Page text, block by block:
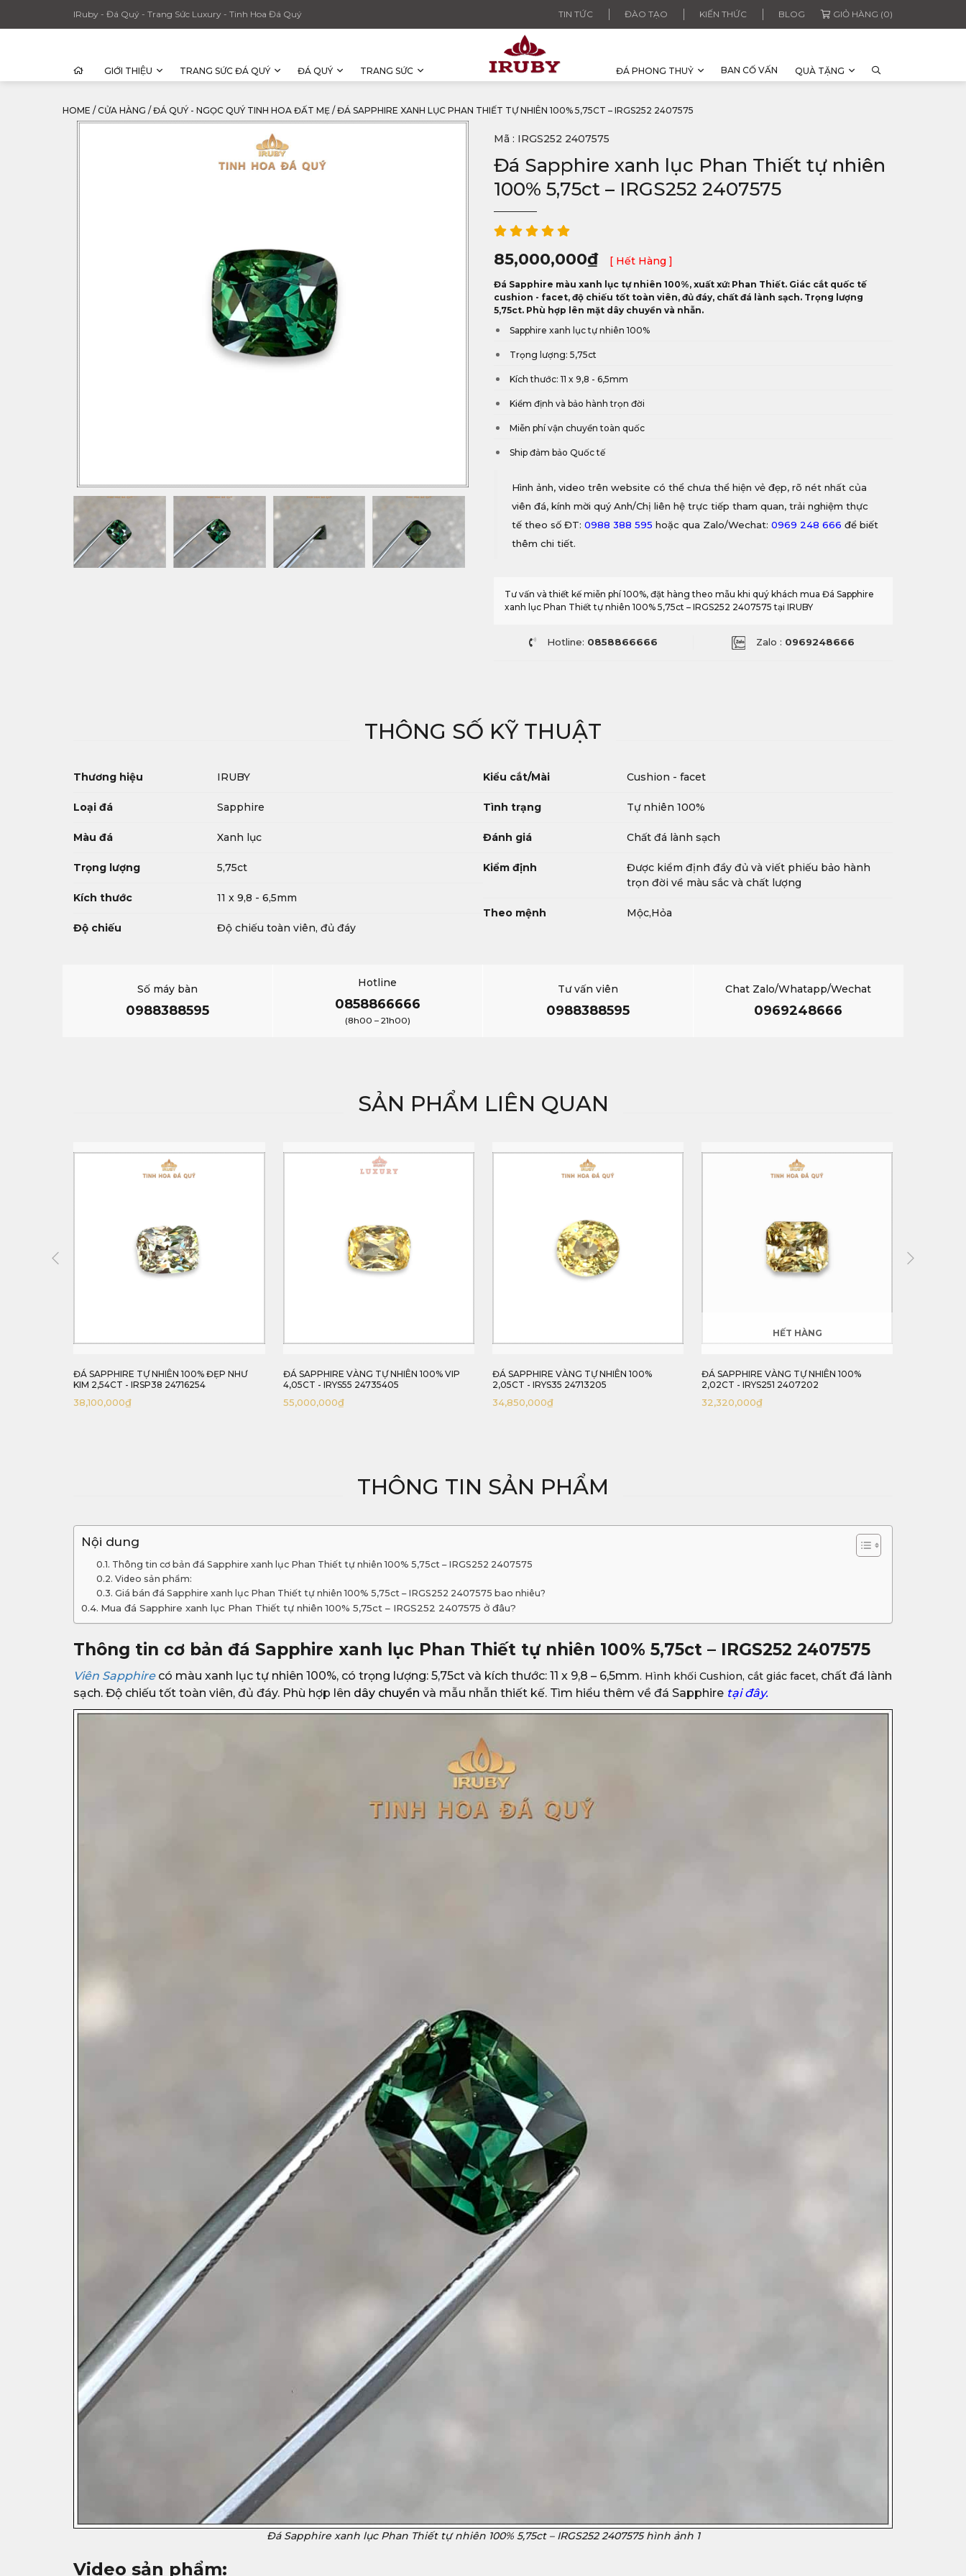
IRuby - Đá Quý - Trang Sức Luxury - Tinh Hoa Đá Quý TIN TỨC ĐÀO TẠO KIẾN THỨC BLOG GIỎ HÀNG (0)
GIỚI THIỆU TRANG SỨC ĐÁ QUÝ ĐÁ QUÝ TRANG SỨC ĐÁ PHONG THUỶ BAN CỐ VẤN QUÀ TẶNG
HOME / CỬA HÀNG / ĐÁ QUÝ - NGỌC QUÝ TINH HOA ĐẤT MẸ / ĐÁ SAPPHIRE XANH LỤC PHAN THIẾT TỰ NHIÊN 100% 5,75CT – IRGS252 2407575
Mã : IRGS252 2407575
Đá Sapphire xanh lục Phan Thiết tự nhiên
100% 5,75ct – IRGS252 2407575
85,000,000₫ [ Hết Hàng ]
Đá Sapphire màu xanh lục tự nhiên 100%, xuất xứ: Phan Thiết. Giác cắt quốc tế
cushion - facet, độ chiếu tốt toàn viên, đủ đáy, chất đá lành sạch. Trọng lượng
5,75ct. Phù hợp lên mặt dây chuyền và nhẫn.
Sapphire xanh lục tự nhiên 100%
Trọng lượng: 5,75ct
Kích thước: 11 x 9,8 - 6,5mm
Kiểm định và bảo hành trọn đời
Miễn phí vận chuyển toàn quốc
Ship đảm bảo Quốc tế
Hình ảnh, video trên website có thể chưa thể hiện vẻ đẹp, rõ nét nhất của
viên đá, kính mời quý Anh/Chị liên hệ trực tiếp tham quan, trải nghiệm thực
tế theo số ĐT: 0988 388 595 hoặc qua Zalo/Wechat: 0969 248 666 để biết
thêm chi tiết.
Tư vấn và thiết kế miễn phí 100%, đặt hàng theo mẫu khi quý khách mua Đá Sapphire
xanh lục Phan Thiết tự nhiên 100% 5,75ct – IRGS252 2407575 tại IRUBY
Hotline: 0858866666 Zalo : 0969248666
THÔNG SỐ KỸ THUẬT
Thương hiệu IRUBY
Loại đá Sapphire
Màu đá Xanh lục
Trọng lượng 5,75ct
Kích thước 11 x 9,8 - 6,5mm
Độ chiếu Độ chiếu toàn viên, đủ đáy
Kiểu cắt/Mài Cushion - facet
Tình trạng Tự nhiên 100%
Đánh giá Chất đá lành sạch
Kiểm định
Được kiểm định đầy đủ và viết phiếu bảo hành
trọn đời về màu sắc và chất lượng
Theo mệnh Mộc,Hỏa
Số máy bàn
0988388595
Hotline
0858866666
(8h00 – 21h00)
Tư vấn viên
0988388595
Chat Zalo/Whatapp/Wechat
0969248666
SẢN PHẨM LIÊN QUAN
ĐÁ SAPPHIRE TỰ NHIÊN 100% ĐẸP NHƯ
KIM 2,54CT - IRSP38 24716254
ĐÁ SAPPHIRE VÀNG TỰ NHIÊN 100% VIP
4,05CT - IRYS55 24735405
ĐÁ SAPPHIRE VÀNG TỰ NHIÊN 100%
2,05CT - IRYS35 24713205
ĐÁ SAPPHIRE VÀNG TỰ NHIÊN 100%
2,02CT - IRYS251 2407202
ĐÁ SAPPHIRE XANH LỤC
THÔNG TIN SẢN PHẨM
Nội dung
Thông tin cơ bản đá Sapphire xanh lục Phan Thiết tự nhiên 100% 5,75ct – IRGS252 2407575
Video sản phẩm:
Giá bán đá Sapphire xanh lục Phan Thiết tự nhiên 100% 5,75ct – IRGS252 2407575 bao nhiêu?
Mua đá Sapphire xanh lục Phan Thiết tự nhiên 100% 5,75ct – IRGS252 2407575 ở đâu?
Thông tin cơ bản đá Sapphire xanh lục Phan Thiết tự nhiên 100% 5,75ct – IRGS252 2407575
Viên Sapphire có màu xanh lục tự nhiên 100%, có trọng lượng: 5,75ct và kích thước: 11 x 9,8 – 6,5mm. Hình khối Cushion, cắt giác facet, chất đá lành
sạch. Độ chiếu tốt toàn viên, đủ đáy. Phù hợp lên dây chuyền và mẫu nhẫn thiết kế. Tìm hiểu thêm về đá Sapphire tại đây.
Đá Sapphire xanh lục Phan Thiết tự nhiên 100% 5,75ct – IRGS252 2407575 hình ảnh 1
Video sản phẩm: